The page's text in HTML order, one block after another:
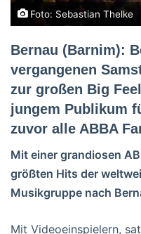
Foto: Sebastian Thelke
Bernau (Barnim):
vergangenen
zur großen Big
jungem Publikum
zuvor alle ABBA
Mit einer grandiosen
größten Hits der
Musikgruppe nach
Mit Videoeinspielern,